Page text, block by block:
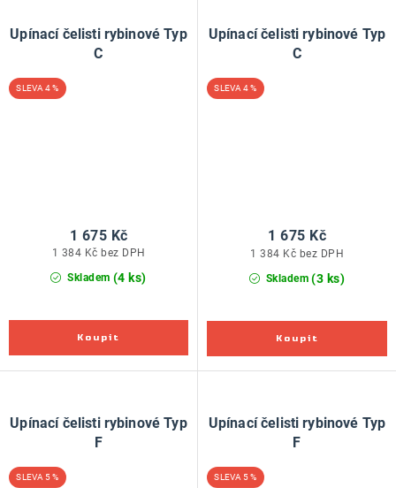
Upínací čelisti rybinové Typ
C
4 %
Skladem (4 ks)
1 384 Kč bez DPH
1 675 Kč
Upínací čelisti rybinové Typ
C
4 %
Skladem (3 ks)
1 384 Kč bez DPH
1 675 Kč
Upínací čelisti rybinové Typ
F
5 %
Upínací čelisti rybinové Typ
F
5 %